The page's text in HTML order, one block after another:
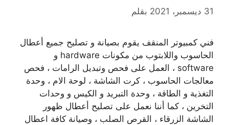
31 ديسمبر، 2021 بقلم
فني كمبيوتر المنقف يقوم بصيانة و تصليح جميع أعطال
الحاسوب واللابتوب من مكونات hardware و
software ، العمل على فحص وتبديل الرامات ، فحص
معالجات الحاسوب ، كرت الشاشة ، لوحة الام ، وحدة
التغذية و الطاقة ، وحدة التبريد و الكيس و وحدات
التخرين ، كما أننا نعمل على تصليح أعطال ظهور
الشاشة الزرقاء ، القرص الصلب ، وصيانة كافة اعطال